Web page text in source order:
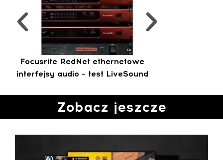
Focusrite RedNet ethernetowe
interfejsy audio – test LiveSound
Zobacz jeszcze